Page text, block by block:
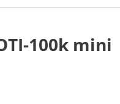
100k mini